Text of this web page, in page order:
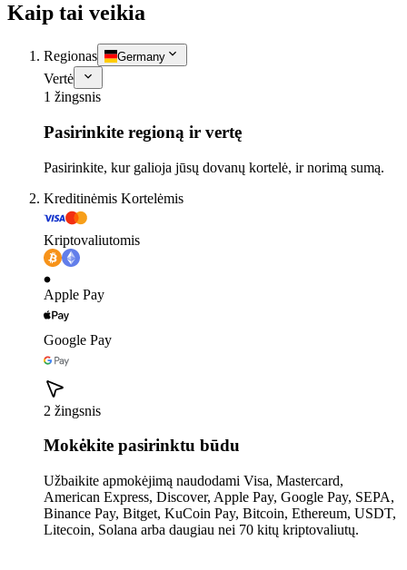
Kaip tai veikia
Regionas Germany
Vertė
1 žingsnis
Pasirinkite regioną ir vertę
Pasirinkite, kur galioja jūsų dovanų kortelė, ir norimą sumą.
Kreditinėmis Kortelėmis
Kriptovaliutomis
Apple Pay
Google Pay
2 žingsnis
Mokėkite pasirinktu būdu
Užbaikite apmokėjimą naudodami Visa, Mastercard,
American Express, Discover, Apple Pay, Google Pay, SEPA,
Binance Pay, Bitget, KuCoin Pay, Bitcoin, Ethereum, USDT,
Litecoin, Solana arba daugiau nei 70 kitų kriptovaliutų.